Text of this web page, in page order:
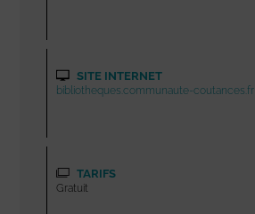
SITE INTERNET
bibliotheques.communaute-coutances.fr
TARIFS
Gratuit